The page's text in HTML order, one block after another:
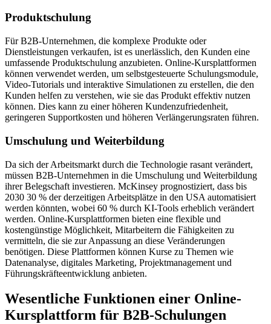
Produktschulung
Für B2B-Unternehmen, die komplexe Produkte oder
Dienstleistungen verkaufen, ist es unerlässlich, den Kunden eine
umfassende Produktschulung anzubieten. Online-Kursplattformen
können verwendet werden, um selbstgesteuerte Schulungsmodule,
Video-Tutorials und interaktive Simulationen zu erstellen, die den
Kunden helfen zu verstehen, wie sie das Produkt effektiv nutzen
können. Dies kann zu einer höheren Kundenzufriedenheit,
geringeren Supportkosten und höheren Verlängerungsraten führen.
Umschulung und Weiterbildung
Da sich der Arbeitsmarkt durch die Technologie rasant verändert,
müssen B2B-Unternehmen in die Umschulung und Weiterbildung
ihrer Belegschaft investieren. McKinsey prognostiziert, dass bis
2030 30 % der derzeitigen Arbeitsplätze in den USA automatisiert
werden könnten, wobei 60 % durch KI-Tools erheblich verändert
werden. Online-Kursplattformen bieten eine flexible und
kostengünstige Möglichkeit, Mitarbeitern die Fähigkeiten zu
vermitteln, die sie zur Anpassung an diese Veränderungen
benötigen. Diese Plattformen können Kurse zu Themen wie
Datenanalyse, digitales Marketing, Projektmanagement und
Führungskräfteentwicklung anbieten.
Wesentliche Funktionen einer Online-
Kursplattform für B2B-Schulungen